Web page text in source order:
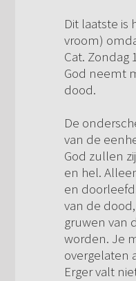
Dit laatste is
vroom)
Cat. Zondag
God neemt
dood.
De
van de
God zullen
en hel.
en
van de
gruwen van
worden. Je
overgelaten
Erger valt